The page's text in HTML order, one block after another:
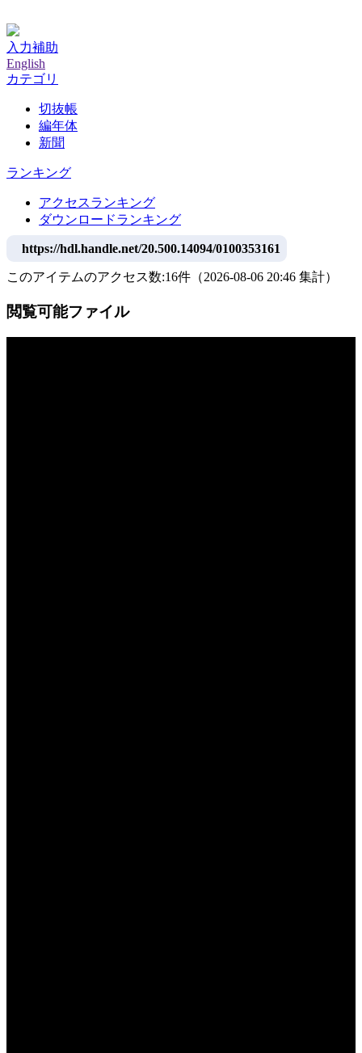
入力補助
English
カテゴリ
切抜帳
編年体
新聞
ランキング
アクセスランキング
ダウンロードランキング
https://hdl.handle.net/20.500.14094/0100353161
このアイテムのアクセス数:16件 （2026-08-06 20:46 集計）
閲覧可能ファイル